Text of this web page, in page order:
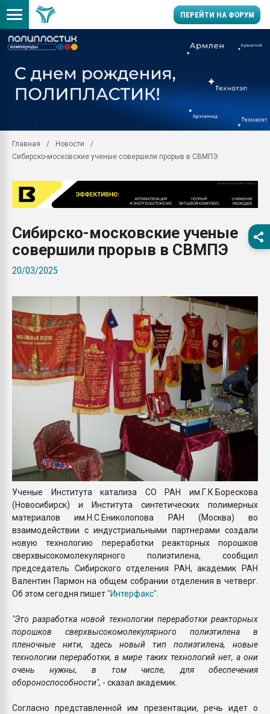
ПЕРЕЙТИ НА ФОРУМ
Вакуум-формовочные
28.07.2026
Всё, что касается
бутылок
Материал поверхности
вакуумного
ПЕРЕЙТИ НА
Главная
Новости
Сибирско-московские ученые совершили прорыв в СВМПЭ
Сибирско-московские ученые
совершили прорыв в СВМПЭ
20/03/2025
Ученые Института катализа СО РАН им.Г.К.Борескова
(Новосибирск) и Института синтетических полимерных
материалов им.Н.С.Ениколопова РАН (Москва) во
взаимодействии с индустриальными партнерами создали
новую технологию переработки реакторных порошков
сверхвысокомолекулярного полиэтилена, сообщил
председатель Сибирского отделения РАН, академик РАН
Валентин Пармон на общем собрании отделения в четверг.
Об этом сегодня пишет"Интерфакс"
"Это разработка новой технологии переработки реакторных
порошков сверхвысокомолекулярного полиэтилена в
пленочные нити, здесь новый тип полиэтилена, новые
технологии переработки, в мире таких технологий нет, а они
очень нужны, в том числе, для обеспечения
обороноспособности", - сказал академик.
Согласно представленной им презентации, речь идет о